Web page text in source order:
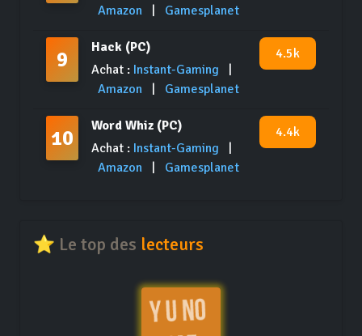
Amazon
Gamesplanet
9
Hack (PC)
Achat : Instant-Gaming
Amazon
Gamesplanet
4.5k
10
Word Whiz (PC)
Achat : Instant-Gaming
Amazon
Gamesplanet
4.4k
⭐ Le top des lecteurs